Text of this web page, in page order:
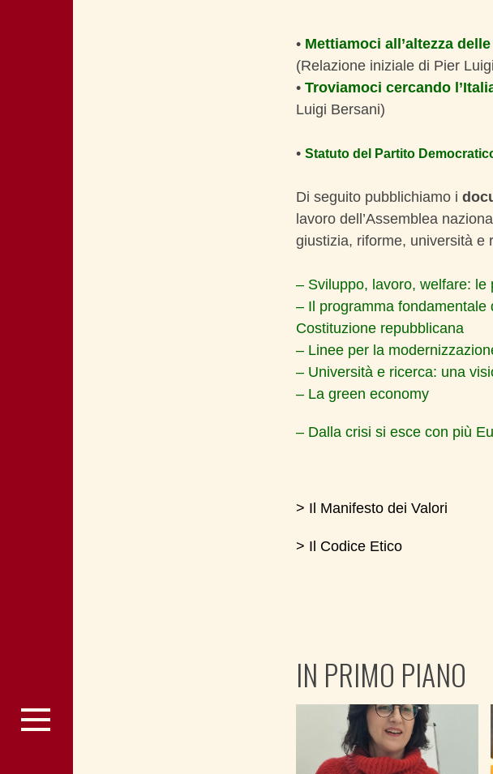
• Mettiamoci all’altezza
(Relazione iniziale di Pier
• Troviamoci cercando
Luigi Bersani)
• Statuto del Partito
Di seguito pubblichiamo i
lavoro dell’Assemblea
giustizia, riforme, università e
– Sviluppo, lavoro, welfare: le
– Il programma
Costituzione repubblicana
– Linee per la
– Università e ricerca: una
– La green economy
– Dalla crisi si esce con più
> Il Manifesto dei Valori
> Il Codice Etico
IN PRIMO PIANO